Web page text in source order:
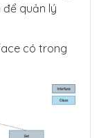
quản lý
có trong